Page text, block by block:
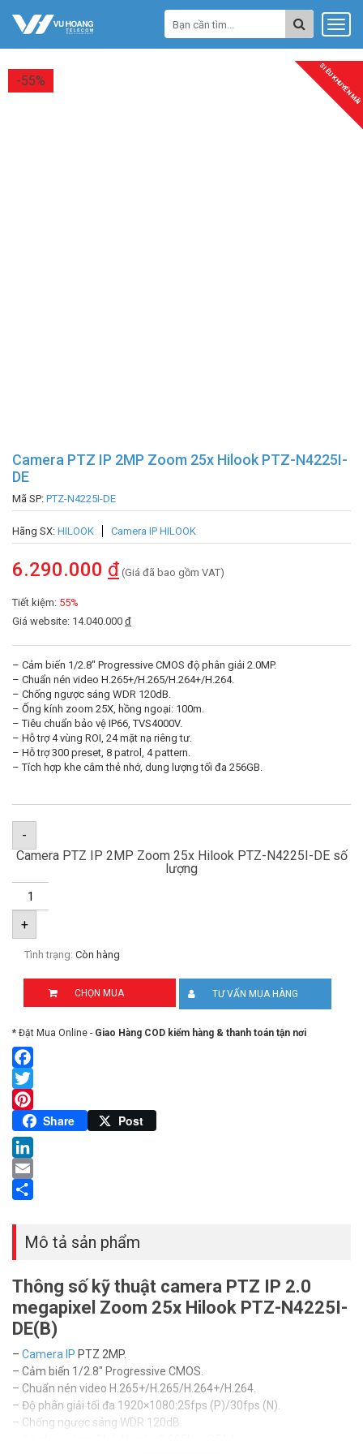
SIÊU KHUYẾN MÃI
-55%
Camera PTZ IP 2MP Zoom 25x Hilook PTZ-N4225I-
DE
Mã SP: PTZ-N4225I-DE
Hãng SX: HILOOK Camera IP HILOOK
6.290.000 đ (Giá đã bao gồm VAT)
Tiết kiệm: 55%
Giá website: 14.040.000 đ
– Cảm biến 1/2.8″ Progressive CMOS độ phân giải 2.0MP.
– Chuẩn nén video H.265+/H.265/H.264+/H.264.
– Chống ngược sáng WDR 120dB.
– Ống kính zoom 25X, hồng ngoại: 100m.
– Tiêu chuẩn bảo vệ IP66, TVS4000V.
– Hỗ trợ 4 vùng ROI, 24 mặt nạ riêng tư.
– Hỗ trợ 300 preset, 8 patrol, 4 pattern.
– Tích hợp khe cắm thẻ nhớ, dung lượng tối đa 256GB.
-
Camera PTZ IP 2MP Zoom 25x Hilook PTZ-N4225I-DE số
lượng
+
Tình trạng: Còn hàng
CHỌN MUA TƯ VẤN MUA HÀNG
* Đặt Mua Online - Giao Hàng COD kiểm hàng & thanh toán tận nơi
Facebook
Twitter
Pinterest
Share Post
LinkedIn
Email
Mô tả sản phẩm
Thông số kỹ thuật camera PTZ IP 2.0
megapixel Zoom 25x Hilook PTZ-N4225I-
DE(B)
– Camera IP PTZ 2MP.
– Cảm biến 1/2.8″ Progressive CMOS.
– Chuẩn nén video H.265+/H.265/H.264+/H.264.
– Độ phân giải tối đa 1920×1080:25fps (P)/30fps (N).
– Chống ngược sáng WDR 120dB.